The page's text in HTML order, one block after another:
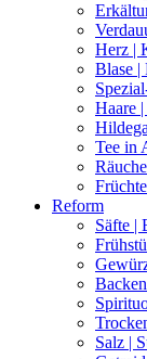
Herz |
Blase |
Haare
Tee in
Reform
Säfte |
Salz |